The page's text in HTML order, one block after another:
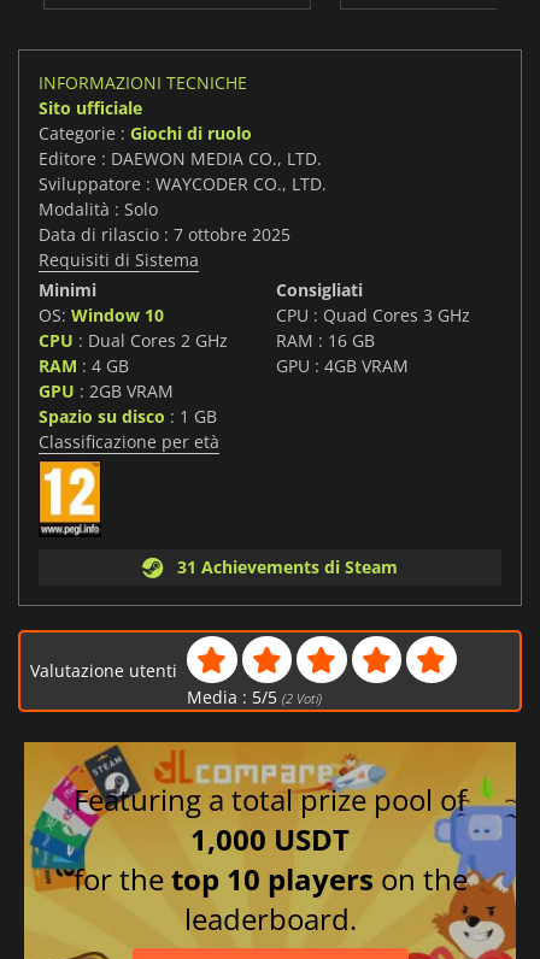
INFORMAZIONI TECNICHE
Sito ufficiale
Categorie : Giochi di ruolo
Editore : DAEWON MEDIA CO., LTD.
Sviluppatore : WAYCODER CO., LTD.
Modalità : Solo
Data di rilascio : 7 ottobre 2025
Requisiti di Sistema
Minimi
OS: Window 10
CPU : Dual Cores 2 GHz
RAM : 4 GB
GPU : 2GB VRAM
Spazio su disco : 1 GB
Consigliati
CPU : Quad Cores 3 GHz
RAM : 16 GB
GPU : 4GB VRAM
Classificazione per età
31 Achievements di Steam
Valutazione utenti
Media : 5/5 (2Voti)
Featuring a total prize pool of
1,000 USDT
for thetop 10 players on the
leaderboard.